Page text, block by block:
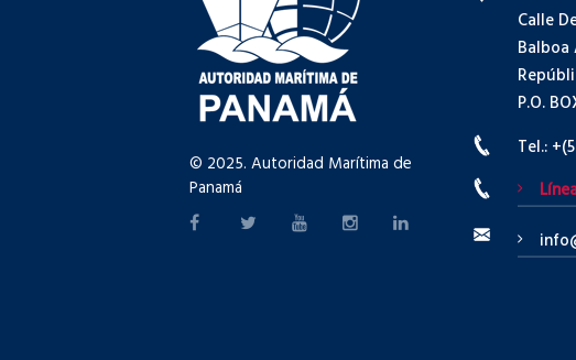
© 2025. Autoridad Marítima de
Panamá
Calle
Balboa
P.O.
Tel.: